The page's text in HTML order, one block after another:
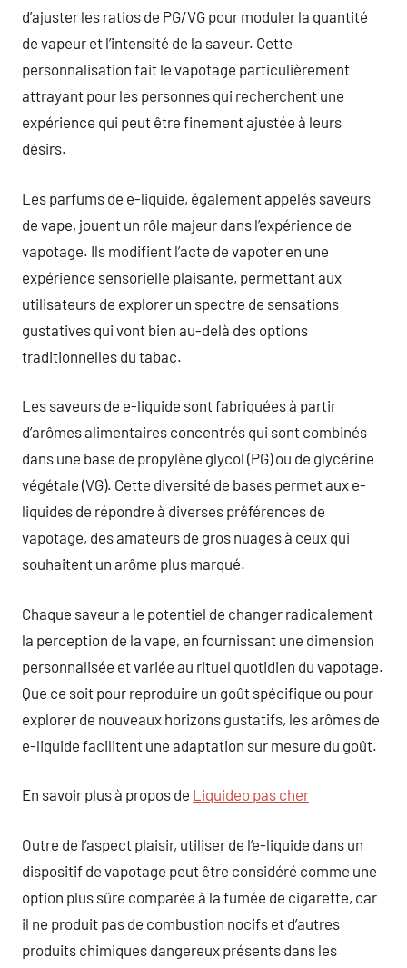
d’ajuster les ratios de PG/VG pour moduler la quantité
de vapeur et l’intensité de la saveur. Cette
personnalisation fait le vapotage particulièrement
attrayant pour les personnes qui recherchent une
expérience qui peut être finement ajustée à leurs
désirs.
Les parfums de e-liquide, également appelés saveurs
de vape, jouent un rôle majeur dans l’expérience de
vapotage. Ils modifient l’acte de vapoter en une
expérience sensorielle plaisante, permettant aux
utilisateurs de explorer un spectre de sensations
gustatives qui vont bien au-delà des options
traditionnelles du tabac.
Les saveurs de e-liquide sont fabriquées à partir
d’arômes alimentaires concentrés qui sont combinés
dans une base de propylène glycol (PG) ou de glycérine
végétale (VG). Cette diversité de bases permet aux e-
liquides de répondre à diverses préférences de
vapotage, des amateurs de gros nuages à ceux qui
souhaitent un arôme plus marqué.
Chaque saveur a le potentiel de changer radicalement
la perception de la vape, en fournissant une dimension
personnalisée et variée au rituel quotidien du vapotage.
Que ce soit pour reproduire un goût spécifique ou pour
explorer de nouveaux horizons gustatifs, les arômes de
e-liquide facilitent une adaptation sur mesure du goût.
En savoir plus à propos de Liquideo pas cher
Outre de l’aspect plaisir, utiliser de l’e-liquide dans un
dispositif de vapotage peut être considéré comme une
option plus sûre comparée à la fumée de cigarette, car
il ne produit pas de combustion nocifs et d’autres
produits chimiques dangereux présents dans les